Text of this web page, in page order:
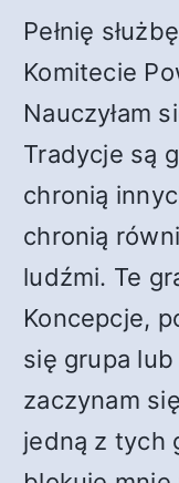
Pełnię
Komitecie
Nauczyłam
Tradycje są
chronią
chronią
ludźmi. Te
Koncepcje,
się grupa
zaczynam
jedną z tych